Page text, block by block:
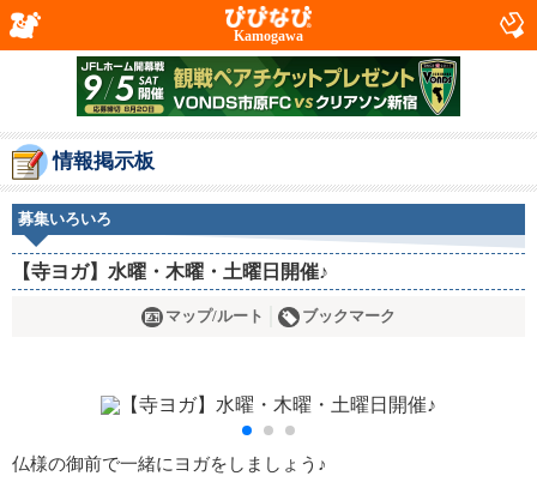
Kamogawa
情報掲示板
募集いろいろ
【寺ヨガ】水曜・木曜・土曜日開催♪
マップ/ルート ブックマーク
仏様の御前で一緒にヨガをしましょう♪